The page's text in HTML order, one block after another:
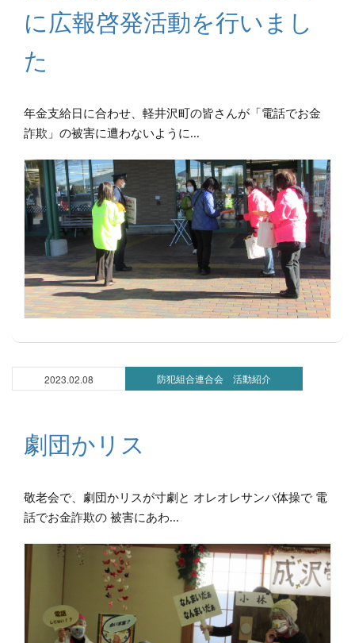
に広報啓発活動を行いまし
た
年金支給日に合わせ、軽井沢町の皆さんが「電話でお金
詐欺」の被害に遭わないように...
2023.02.08 防犯組合連合会 活動紹介
劇団かリス
敬老会で、劇団かリスが寸劇と オレオレサンバ体操で 電
話でお金詐欺の 被害にあわ...